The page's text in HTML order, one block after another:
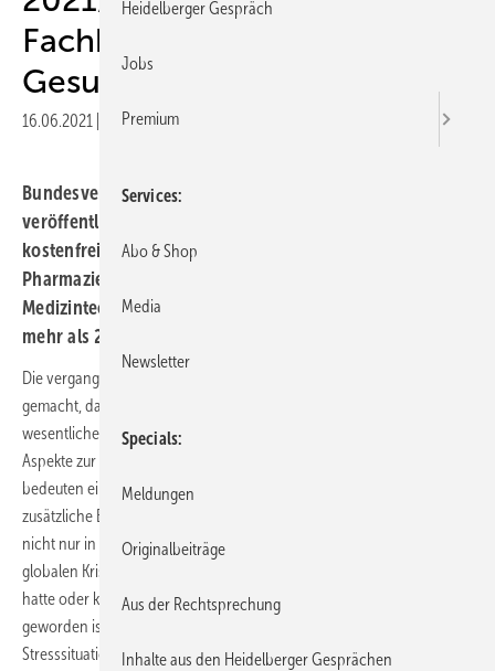
Fachkompetenz in Sachen
Gesundheit
16.06.2021 Druckvorschau
Bundesverband der Dolmetscher und Übersetzer
veröffentlicht Neuauflage des
kostenfreien Verzeichnisses mit über 200 auf Medizin,
Pharmazie und
Medizintechnik spezialisierten Kommunikationsprofis für
mehr als 25 Sprachen
Die vergangenen anderthalb Jahre haben mehr als deutlich
gemacht, dass klare Kommunikation und hindernisfreie Verständigung
wesentliche
Aspekte zur Eindämmung einer Pandemie sind. Sprachbarrieren
bedeuten eine
zusätzliche Belastung für das gesamte Gesundheitssystem – und das
nicht nur in
globalen Krisenzeiten. Wer schon einmal im Ausland einen Unfall
hatte oder krank
geworden ist, weiß, wie wichtig gerade in solchen Ausnahme- und
Stresssituationen
Heidelberger Gespräch
Jobs
Premium
Services
Abo & Shop
Media
Newsletter
Specials
Meldungen
Originalbeiträge
Aus der Rechtsprechung
Inhalte aus den Heidelberger Gesprächen